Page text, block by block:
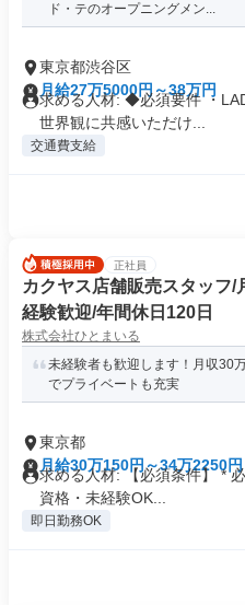
ド・テのオープニングメン...
東京都渋谷区
月給27万5000円～38万円
求める人材: ◆必須要件 ・
世界観に共感いただけ...
交通費支給
正社員
カクヤス店舗販売スタッフ
経験歓迎/年間休日120日
株式会社ひとまいる
未経験者も歓迎します！月収30
でプライベートも充実
東京都
月給30万150円～34万2250円
求める人材: 【必須条件】 *
資格・未経験OK...
即日勤務OK